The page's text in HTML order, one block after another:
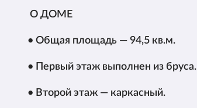
О ДОМЕ
• Общая площадь — 94,5 кв.м.
• Первый этаж выполнен из бруса.
• Второй этаж — каркасный.